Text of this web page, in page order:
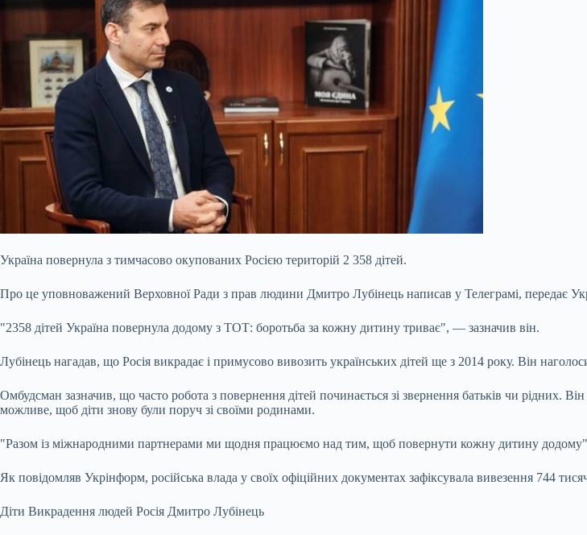
Україна повернула з тимчасово окупованих Росією територій 2 358 дітей.
Про це уповноважений Верховної Ради з прав людини Дмитро Лубінець написав у Телеграмі, передає
"2358 дітей Україна повернула додому з ТОТ: боротьба за кожну дитину триває", — зазначив він.
Лубінець нагадав, що Росія викрадає і примусово вивозить українських дітей ще з 2014 року. Він
Омбудсман зазначив, що часто робота з повернення дітей починається зі звернення батьків чи рідних.
можливе, щоб діти знову були поруч зі своїми родинами.
"Разом із міжнародними партнерами ми щодня працюємо над тим, щоб повернути кожну дитину
Як повідомляв Укрінформ, російська влада у своїх офіційних документах зафіксувала вивезення 744
Діти Викрадення людей Росія Дмитро Лубінець